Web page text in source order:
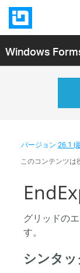
Windows
バージョン26.1 (
このコンテンツは
グリッドの
す。
シンタ